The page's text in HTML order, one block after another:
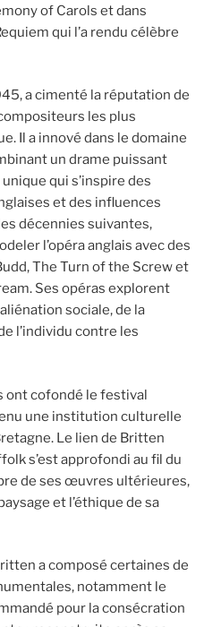
of Carols et dans
qui l’a rendu célèbre
a cimenté la réputation de
les plus
Il a innové dans le domaine
un drame puissant
qui s’inspire des
et des influences
décennies suivantes,
l’opéra anglais avec des
The Turn of the Screw et
Ses opéras explorent
sociale, de la
l’individu contre les
ont cofondé le festival
une institution culturelle
Le lien de Britten
s’est approfondi au fil du
de ses œuvres ultérieures,
et l’éthique de sa
a composé certaines de
notamment le
pour la consécration